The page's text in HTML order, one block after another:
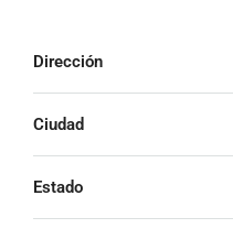
Dirección
Ciudad
Estado